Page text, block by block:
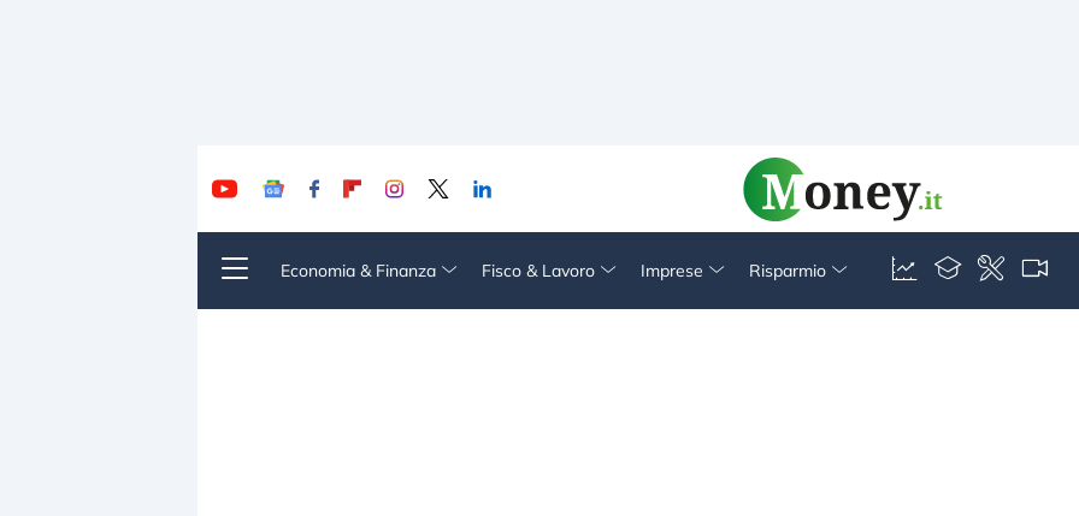
Economia & Finanza Fisco & Lavoro Imprese Risparmio